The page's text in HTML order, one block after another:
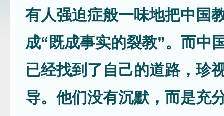
有人强迫症般一味地把中国
成“既成事实的裂教”。而中
已经找到了自己的道路，珍
导。他们没有沉默，而是充